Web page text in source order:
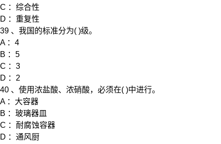
C ：综合性
D ：重复性
39 、我国的标准分为( )级。
A ：4
B ：5
C ：3
D ：2
40 、使用浓盐酸、浓硝酸，必须在( )中进行。
A ：大容器
B ：玻璃器皿
C ：耐腐蚀容器
D ：通风厨